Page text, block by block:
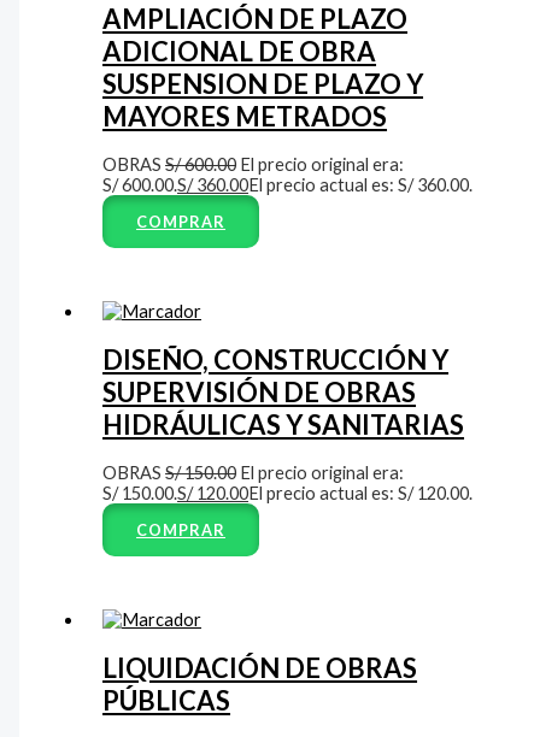
AMPLIACIÓN DE PLAZO
ADICIONAL DE OBRA
SUSPENSION DE PLAZO Y
MAYORES METRADOS
OBRASS/600.00 El precio original era:
S/ 600.00.S/360.00El precio actual es: S/ 360.00.
COMPRAR
DISEÑO, CONSTRUCCIÓN Y
SUPERVISIÓN DE OBRAS
HIDRÁULICAS Y SANITARIAS
OBRASS/150.00 El precio original era:
S/ 150.00.S/120.00El precio actual es: S/ 120.00.
COMPRAR
LIQUIDACIÓN DE OBRAS
PÚBLICAS